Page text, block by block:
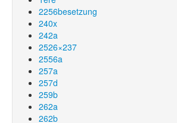
2256besetzung
240x
242a
2526×237
2556a
257a
257d
259b
262a
262b